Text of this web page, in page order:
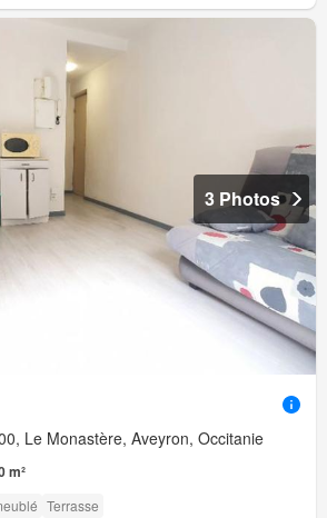
3 Photos
Le Monastère, Aveyron, Occitanie
m²
Terrasse